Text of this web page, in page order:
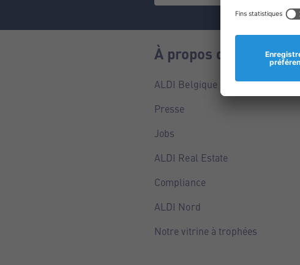
À propos de nous
ALDI Belgique
Presse
Jobs
ALDI Real Estate
Compliance
ALDI Nord
Notre vitrine à trophées